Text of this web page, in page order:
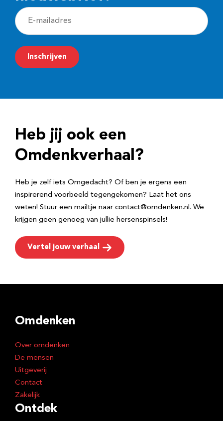
E
-
m
a
r
e
Inschrijven
Heb jij ook een
Omdenkverhaal?
Heb je zelf iets Omgedacht? Of ben je ergens een
inspirerend voorbeeld tegengekomen? Laat het ons
weten! Stuur een mailtje naar contact@omdenken.nl. We
krijgen geen genoeg van jullie hersenspinsels!
Vertel jouw verhaal
Omdenken
Over omdenken
De mensen
Uitgeverij
Contact
Zakelijk
Ontdek